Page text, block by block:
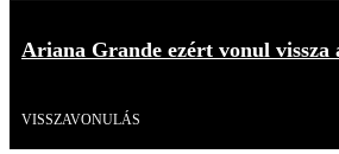
Ariana Grande ezért vonul vissza
VISSZAVONULÁS